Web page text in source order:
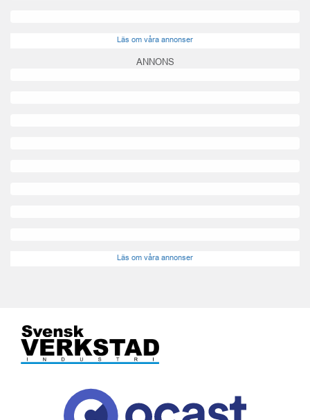
Läs om våra annonser
ANNONS
Läs om våra annonser